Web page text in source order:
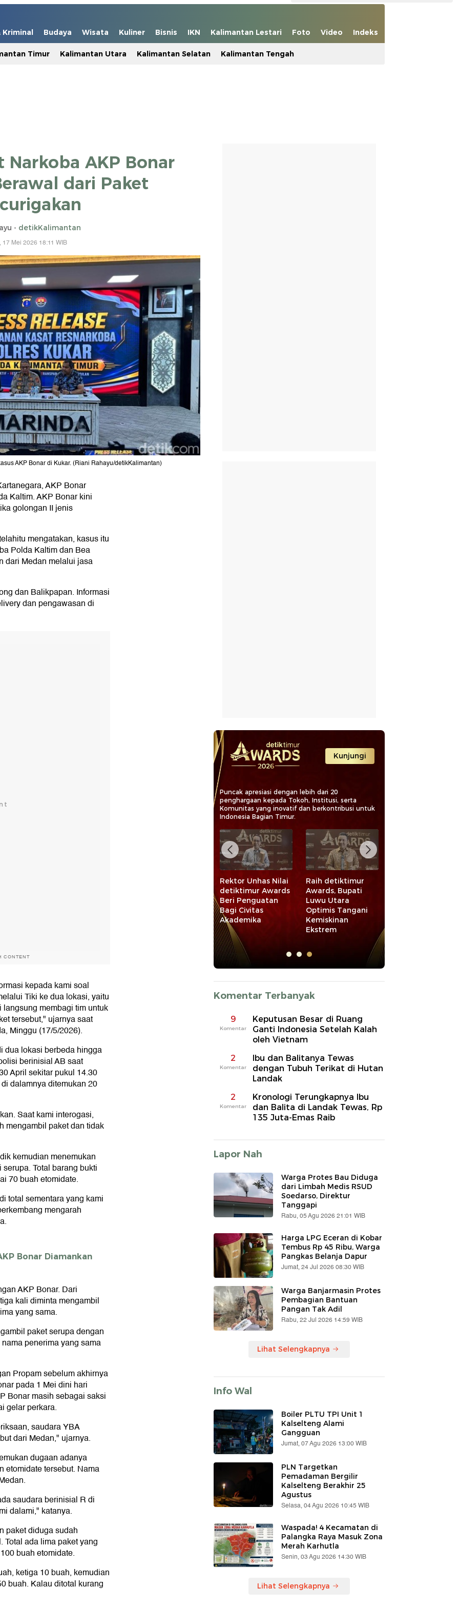
Kriminal Budaya Wisata Kuliner Bisnis IKN Kalimantan Lestari Foto Video Indeks
Timur Kalimantan Utara Kalimantan Selatan Kalimantan Tengah
Narkoba AKP Bonar
dari Paket
- detikKalimantan
17 Mei 2026 18:11 WIB
AKP Bonar di Kukar. (Riani Rahayu/detikKalimantan)
AKP Bonar
Kaltim. AKP Bonar kini
golongan II jenis
mengatakan, kasus itu
Polda Kaltim dan Bea
dari Medan melalui jasa
dan Balikpapan. Informasi
dan pengawasan di
CONTENT
kepada kami soal
Tiki ke dua lokasi, yaitu
membagi tim untuk
tersebut," ujarnya saat
Minggu (17/5/2026).
dua lokasi berbeda hingga
berinisial AB saat
April sekitar pukul 14.30
dalamnya ditemukan 20
Saat kami interogasi,
mengambil paket dan tidak
kemudian menemukan
Total barang bukti
70 buah etomidate.
total sementara yang kami
mengarah
Bonar Diamankan
AKP Bonar. Dari
kali diminta mengambil
yang sama.
paket serupa dengan
penerima yang sama
Propam sebelum akhirnya
pada 1 Mei dini hari
Bonar masih sebagai saksi
gelar perkara.
saudara YBA
dari Medan," ujarnya.
dugaan adanya
etomidate tersebut. Nama
saudara berinisial R di
dalami," katanya.
paket diduga sudah
ada lima paket yang
buah etomidate.
ketiga 10 buah, kemudian
buah. Kalau ditotal kurang
Kunjungi
Puncak apresiasi dengan lebih dari 20
penghargaan kepada Tokoh, Institusi, serta
Komunitas yang inovatif dan berkontribusi untuk
Indonesia Bagian Timur.
Rektor Unhas Nilai
detiktimur Awards
Beri Penguatan
Bagi Civitas
Akademika
Raih detiktimur
Awards, Bupati
Luwu Utara
Optimis Tangani
Kemiskinan
Ekstrem
Komentar Terbanyak
9
Komentar
Keputusan Besar di Ruang
Ganti Indonesia Setelah Kalah
oleh Vietnam
2
Komentar
Ibu dan Balitanya Tewas
dengan Tubuh Terikat di Hutan
Landak
2
Komentar
Kronologi Terungkapnya Ibu
dan Balita di Landak Tewas, Rp
135 Juta-Emas Raib
Lapor Nah
Warga Protes Bau Diduga
dari Limbah Medis RSUD
Soedarso, Direktur
Tanggapi
Rabu, 05 Agu 2026 21:01 WIB
Harga LPG Eceran di Kobar
Tembus Rp 45 Ribu, Warga
Pangkas Belanja Dapur
Jumat, 24 Jul 2026 08:30 WIB
Warga Banjarmasin Protes
Pembagian Bantuan
Pangan Tak Adil
Rabu, 22 Jul 2026 14:59 WIB
Lihat Selengkapnya
Info Wal
Boiler PLTU TPI Unit 1
Kalselteng Alami
Gangguan
Jumat, 07 Agu 2026 13:00 WIB
PLN Targetkan
Pemadaman Bergilir
Kalselteng Berakhir 25
Agustus
Selasa, 04 Agu 2026 10:45 WIB
Waspada! 4 Kecamatan di
Palangka Raya Masuk Zona
Merah Karhutla
Senin, 03 Agu 2026 14:30 WIB
Lihat Selengkapnya